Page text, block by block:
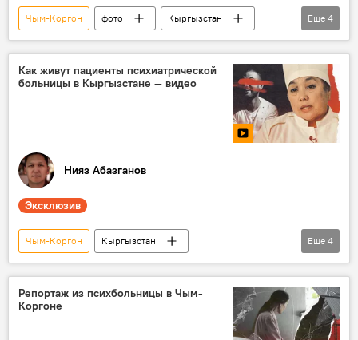
Чым-Коргон фото
Кыргызстан
психиатрическая больница
ремонт
Министерство здравоохранения КР
Эркин Чечейбаев
Еще 4
Как живут пациенты психиатрической
больницы в Кыргызстане — видео
Нияз Абазганов
Эксклюзив
Чым-Коргон
Кыргызстан
психиатрическая больница
врачи
пациенты
видео
Еще 4
Репортаж из психбольницы в Чым-
Коргоне